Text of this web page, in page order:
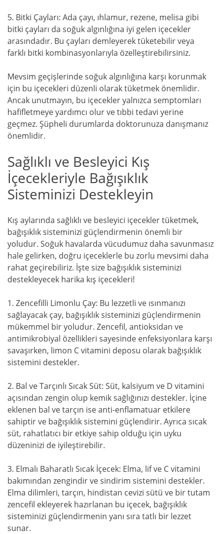
5. Bitki Çayları: Ada çayı, ıhlamur, rezene, melisa gibi
bitki çayları da soğuk algınlığına iyi gelen içecekler
arasındadır. Bu çayları demleyerek tüketebilir veya
farklı bitki kombinasyonlarıyla özelleştirebilirsiniz.
Mevsim geçişlerinde soğuk algınlığına karşı korunmak
için bu içecekleri düzenli olarak tüketmek önemlidir.
Ancak unutmayın, bu içecekler yalnızca semptomları
hafifletmeye yardımcı olur ve tıbbi tedavi yerine
geçmez. Şüpheli durumlarda doktorunuza danışmanız
önemlidir.
Sağlıklı ve Besleyici Kış
İçecekleriyle Bağışıklık
Sisteminizi Destekleyin
Kış aylarında sağlıklı ve besleyici içecekler tüketmek,
bağışıklık sisteminizi güçlendirmenin önemli bir
yoludur. Soğuk havalarda vücudumuz daha savunmasız
hale gelirken, doğru içeceklerle bu zorlu mevsimi daha
rahat geçirebiliriz. İşte size bağışıklık sisteminizi
destekleyecek harika kış içecekleri!
1. Zencefilli Limonlu Çay: Bu lezzetli ve ısınmanızı
sağlayacak çay, bağışıklık sisteminizi güçlendirmenin
mükemmel bir yoludur. Zencefil, antioksidan ve
antimikrobiyal özellikleri sayesinde enfeksiyonlara karşı
savaşırken, limon C vitamini deposu olarak bağışıklık
sistemini destekler.
2. Bal ve Tarçınlı Sıcak Süt: Süt, kalsiyum ve D vitamini
açısından zengin olup kemik sağlığınızı destekler. İçine
eklenen bal ve tarçın ise anti-enflamatuar etkilere
sahiptir ve bağışıklık sistemini güçlendirir. Ayrıca sıcak
süt, rahatlatıcı bir etkiye sahip olduğu için uyku
düzeninizi de iyileştirebilir.
3. Elmalı Baharatlı Sıcak İçecek: Elma, lif ve C vitamini
bakımından zengindir ve sindirim sistemini destekler.
Elma dilimleri, tarçın, hindistan cevizi sütü ve bir tutam
zencefil ekleyerek hazırlanan bu içecek, bağışıklık
sisteminizi güçlendirmenin yanı sıra tatlı bir lezzet
sunar.